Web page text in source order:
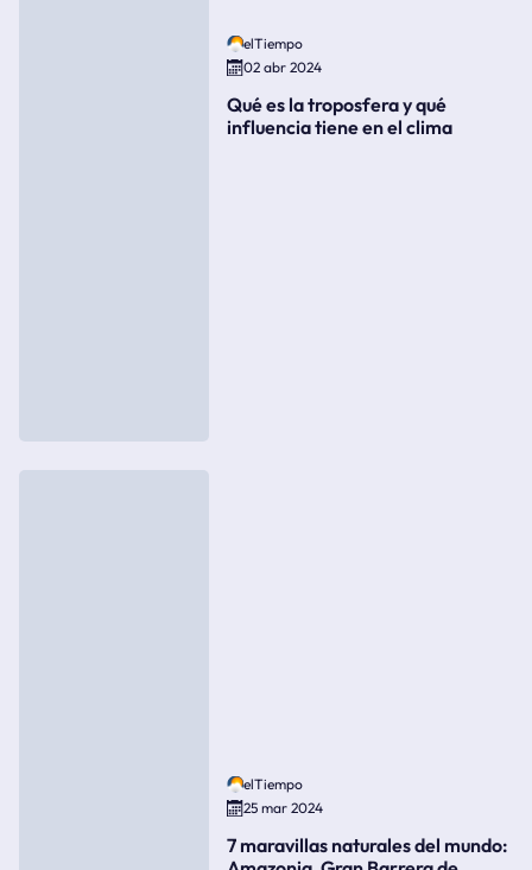
elTiempo
02 abr 2024
Qué es la troposfera y qué
influencia tiene en el clima
elTiempo
25 mar 2024
7 maravillas naturales del mundo: